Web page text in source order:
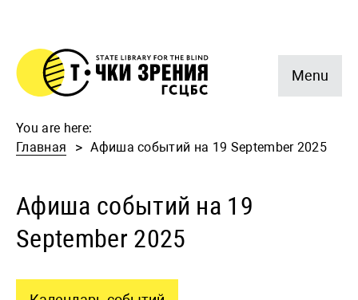
Menu
You are here:
Главная
Афиша событий на 19 September 2025
Афиша событий на 19
September 2025